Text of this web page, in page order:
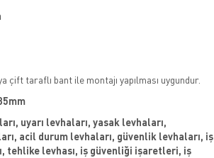
çift taraflı bant ile montajı yapılması uygundur.
uyarı levhaları, yasak levhaları,
acil durum levhaları, güvenlik levhaları, iş
tehlike levhası, iş güvenliği işaretleri, iş